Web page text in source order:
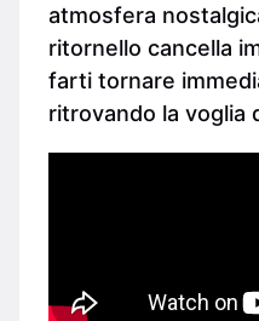
atmosfera
ritornello cancella
farti tornare
ritrovando la voglia